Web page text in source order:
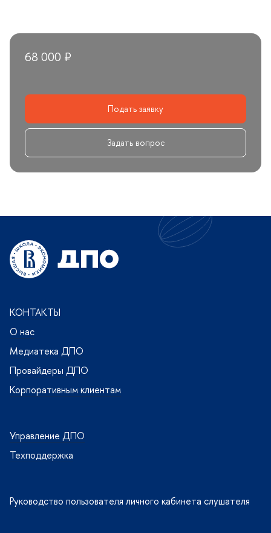
68 000 ₽
Подать заявку
Задать вопрос
КОНТАКТЫ
О нас
Медиатека ДПО
Провайдеры ДПО
Корпоративным клиентам
Управление ДПО
Техподдержка
Руководство пользователя личного кабинета слушателя